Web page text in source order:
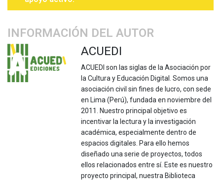
INFORMACIÓN DEL AUTOR
ACUEDI
ACUEDI son las siglas de la Asociación por
la Cultura y Educación Digital. Somos una
asociación civil sin fines de lucro, con sede
en Lima (Perú), fundada en noviembre del
2011. Nuestro principal objetivo es
incentivar la lectura y la investigación
académica, especialmente dentro de
espacios digitales. Para ello hemos
diseñado una serie de proyectos, todos
ellos relacionados entre sí. Este es nuestro
proyecto principal, nuestra Biblioteca